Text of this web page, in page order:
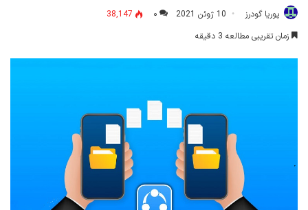
پوریا گودرز 10 ژوئن 2021 ۰
38,147
زمان تقریبی مطالعه 3 دقیقه